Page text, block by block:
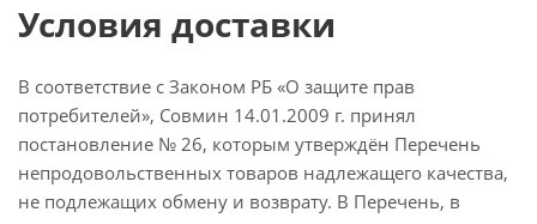
Условия доставки
В соответствие с Законом РБ «О защите прав
потребителей», Совмин 14.01.2009 г. принял
постановление № 26, которым утверждён Перечень
непродовольственных товаров надлежащего качества,
не подлежащих обмену и возврату. В Перечень, в